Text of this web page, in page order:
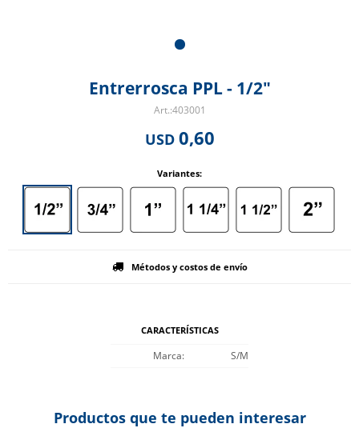
Entrerrosca PPL - 1/2"
403001
USD 0,60
Variantes:
Métodos y costos de envío
CARACTERÍSTICAS
Marca S/M
Productos que te pueden interesar